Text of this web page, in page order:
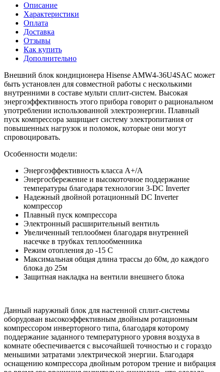
Описание
Характеристики
Оплата
Доставка
Отзывы
Как купить
Дополнительно
Внешний блок кондиционера Hisense AMW4-36U4SAC может
быть установлен для совместной работы с несколькими
внутренними в составе мульти сплит-систем. Высокая
энергоэффективность этого прибора говорит о рациональном
употреблении использованной электроэнергии. Плавный
пуск компрессора защищает систему электропитания от
повышенных нагрузок и поломок, которые они могут
спровоцировать.
Особенности модели:
Энергоэффективность класса А+/А
Энергосбережение и высокоточное поддержание
температуры благодаря технологии 3-DC Inverter
Надежный двойной ротационный DC Inverter
компрессор
Плавный пуск компрессора
Электронный расширительный вентиль
Увеличенный теплообмен благодаря внутренней
насечке в трубках теплообменника
Режим отопления до -15 С
Максимальная общая длина трассы до 60м, до каждого
блока до 25м
Защитная накладка на вентили внешнего блока
Данный наружный блок для настенной сплит-системы
оборудован высокоэффективным двойным ротационным
компрессором инверторного типа, благодаря которому
поддержание заданного температурного уровня воздуха в
комнате обеспечивается с высочайшей точностью и с гораздо
меньшими затратами электрической энергии. Благодаря
оснащению компрессора двойным ротором трение и вибрация